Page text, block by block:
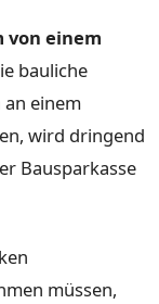
von einem
bauliche
einem
wird dringend
Bausparkasse
müssen,